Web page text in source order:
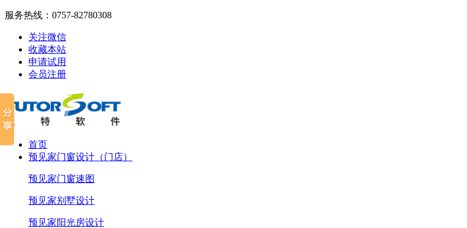
服务热线： 0757-82780308
关注微信
收藏本站
申请试用
会员注册
首页
预见家门窗设计（门店）
预见家门窗速图
预见家别墅设计
预见家阳光房设计